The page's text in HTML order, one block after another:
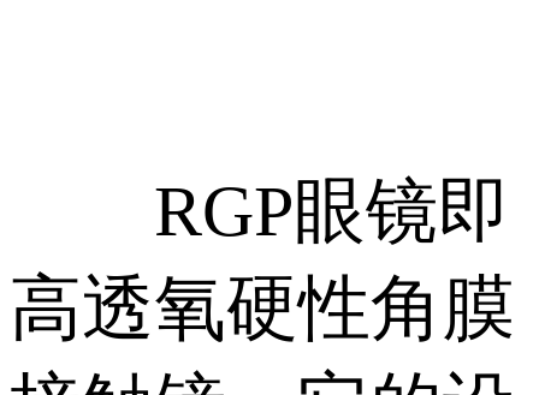
RGP眼镜即
高透氧硬性角膜